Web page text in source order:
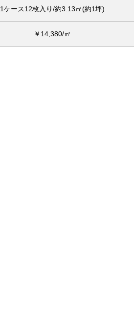
1ケース12枚入り/約3.13㎡(約1坪)
￥14,380/㎡